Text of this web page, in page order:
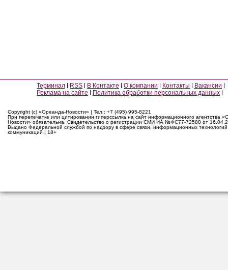
Терминал RSS В Контакте О компании Контакты
Вакансии
Реклама на сайте
Политика обработки персональных данных
Copyright (c) «Ореанда-Новости» | Тел.: +7 (495) 995-8221
При перепечатке или цитировании гиперссылка на сайт информационного агентства
Новости» обязательна. Свидетельство о регистрации СМИ ИА №ФС77-72588 от
Выдано Федеральной службой по надзору в сфере связи, информационных
коммуникаций | 18+